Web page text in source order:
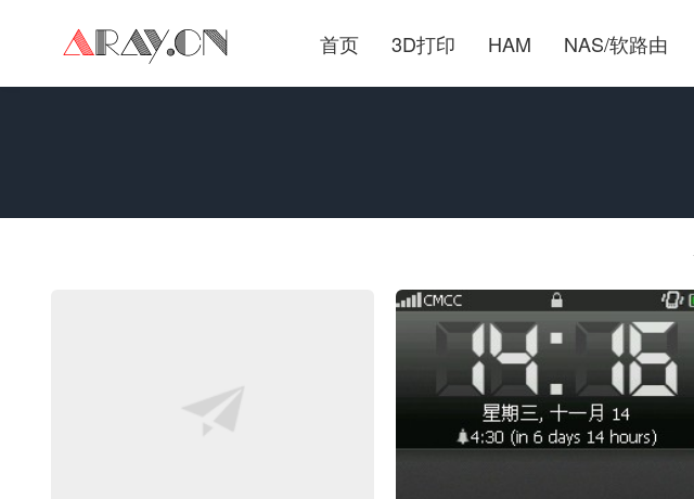
首页 3D打印 HAM NAS/软路由